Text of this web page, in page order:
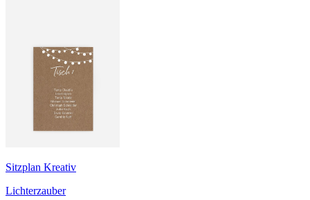
Sitzplan Kreativ
Lichterzauber